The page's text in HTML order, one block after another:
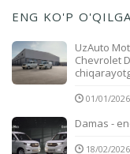
ENG KO'P
UzAuto
Chevrolet
01/01/2026
Damas -
18/02/2026